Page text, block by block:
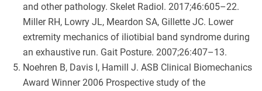
and other pathology. Skelet Radiol. 2017;46:605–22.
Miller RH, Lowry JL, Meardon SA, Gillette JC. Lower
extremity mechanics of iliotibial band syndrome during
an exhaustive run. Gait Posture. 2007;26:407–13.
Noehren B, Davis I, Hamill J. ASB Clinical Biomechanics
Award Winner 2006 Prospective study of the